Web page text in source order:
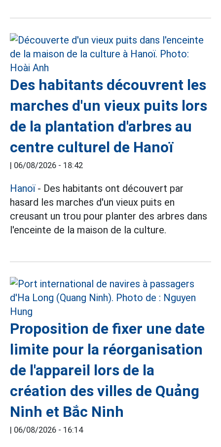
Des habitants découvrent les
marches d'un vieux puits lors
de la plantation d'arbres au
centre culturel de Hanoï
| 06/08/2026 - 18:42
Hanoï- Des habitants ont découvert par
hasard les marches d'un vieux puits en
creusant un trou pour planter des arbres dans
l'enceinte de la maison de la culture.
Proposition de fixer une date
limite pour la réorganisation
de l'appareil lors de la
création des villes de Quảng
Ninh et Bắc Ninh
| 06/08/2026 - 16:14